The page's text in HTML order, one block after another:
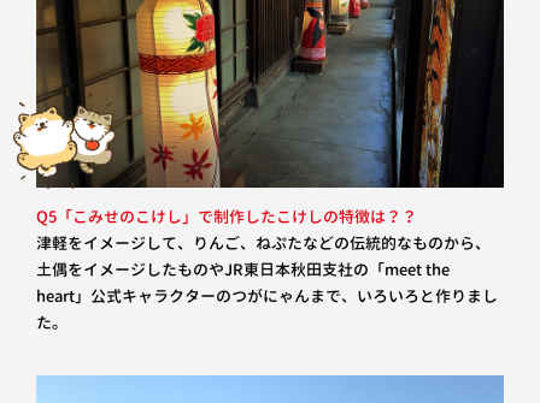
Q5「こみせのこけし」で制作したこけしの特徴は？？
津軽をイメージして、りんご、ねぷたなどの伝統的なものから、
土偶をイメージしたものやJR東日本秋田支社の「meet the
heart」公式キャラクターのつがにゃんまで、いろいろと作りまし
た。